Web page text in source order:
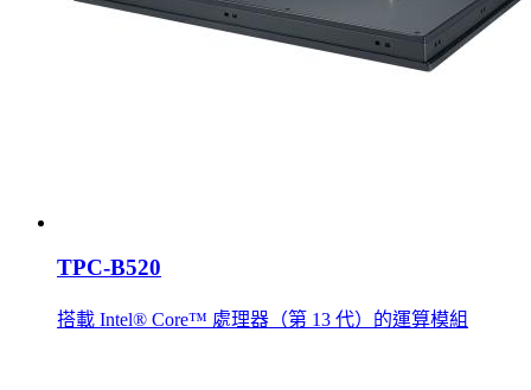
TPC-B520
搭載 Intel® Core™ 處理器（第 13 代）的運算模組